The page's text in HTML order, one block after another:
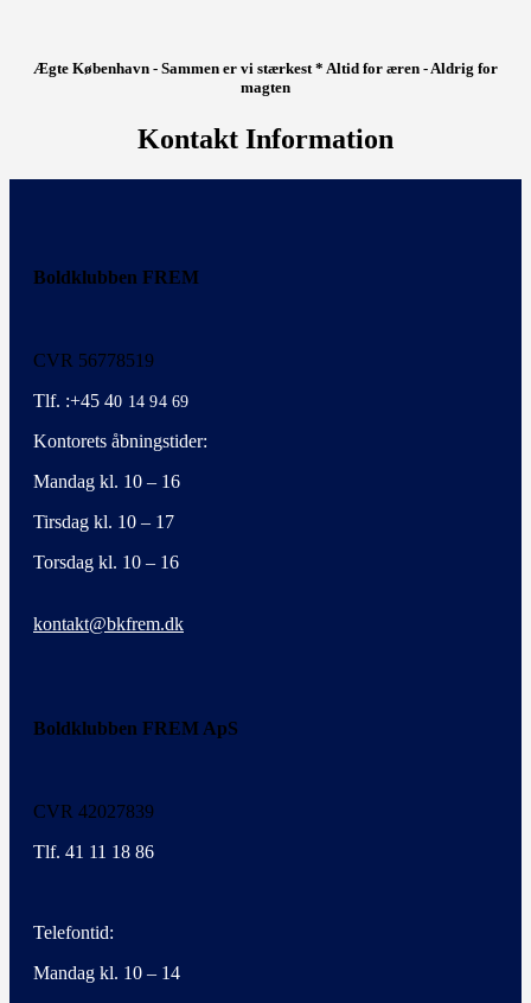
Ægte København - Sammen er vi stærkest * Altid for æren - Aldrig for
magten
Kontakt Information
Boldklubben FREM
CVR 56778519
Tlf. :+45 40 14 94 69
Kontorets åbningstider:
Mandag kl. 10 – 16
Tirsdag kl. 10 – 17
Torsdag kl. 10 – 16
kontakt@bkfrem.dk
Boldklubben FREM ApS
CVR 42027839
Tlf. 41 11 18 86
Telefontid:
Mandag kl. 10 – 14